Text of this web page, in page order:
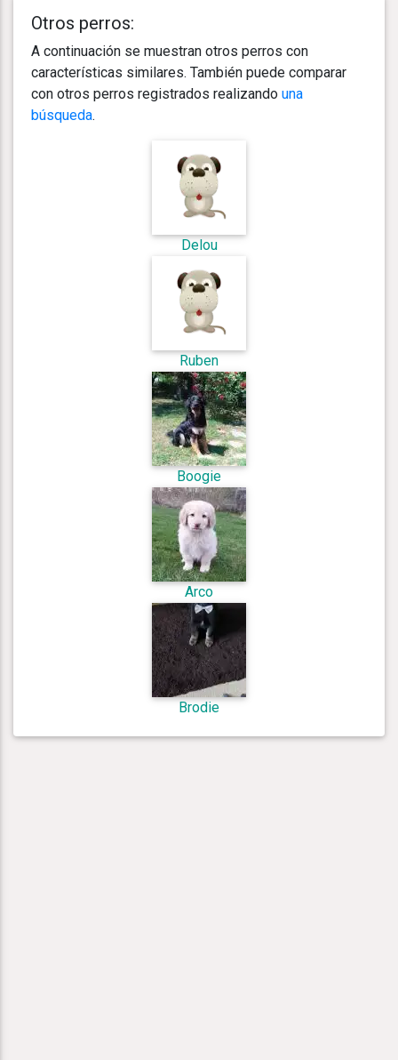
Otros perros:
A continuación se muestran otros perros con
características similares. También puede comparar
con otros perros registrados realizando una
búsqueda.
Delou
Ruben
Boogie
Arco
Brodie